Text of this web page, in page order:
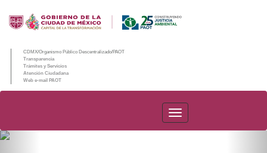
CDMX/Organismo Público Descentralizado/PAOT
Transparencia
Trámites y Servicios
Atención Ciudadana
Web e-mail PAOT
PAOT